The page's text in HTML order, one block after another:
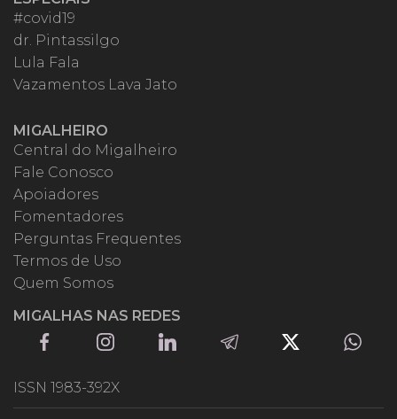
#covid19
dr. Pintassilgo
Lula Fala
Vazamentos Lava Jato
MIGALHEIRO
Central do Migalheiro
Fale Conosco
Apoiadores
Fomentadores
Perguntas Frequentes
Termos de Uso
Quem Somos
MIGALHAS NAS REDES
ISSN 1983-392X